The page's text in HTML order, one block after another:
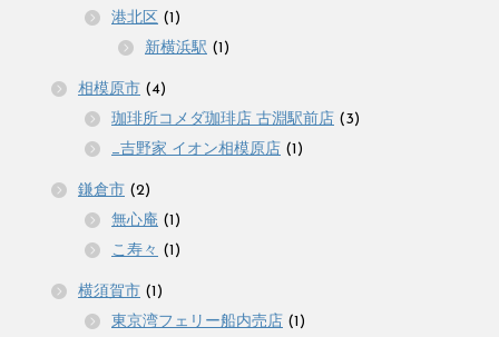
港北区 (1)
新横浜駅 (1)
相模原市 (4)
珈琲所コメダ珈琲店 古淵駅前店 (3)
_吉野家 イオン相模原店 (1)
鎌倉市 (2)
無心庵 (1)
こ寿々 (1)
横須賀市 (1)
東京湾フェリー船内売店 (1)